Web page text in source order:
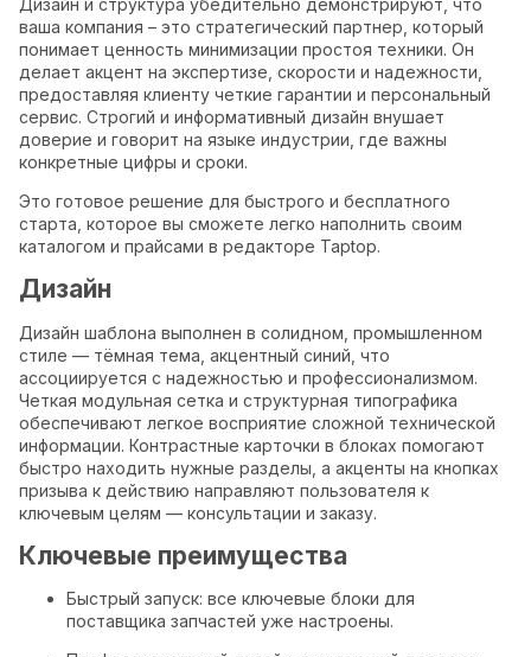
ваша компания – это стратегический партнер, который
понимает ценность минимизации простоя техники. Он
делает акцент на экспертизе, скорости и надежности,
предоставляя клиенту четкие гарантии и персональный
сервис. Строгий и информативный дизайн внушает
доверие и говорит на языке индустрии, где важны
конкретные цифры и сроки.
Это готовое решение для быстрого и бесплатного
старта, которое вы сможете легко наполнить своим
каталогом и прайсами в редакторе Taptop.
Дизайн
Дизайн шаблона выполнен в солидном, промышленном
стиле — тёмная тема, акцентный синий, что
ассоциируется с надежностью и профессионализмом.
Четкая модульная сетка и структурная типографика
обеспечивают легкое восприятие сложной технической
информации. Контрастные карточки в блоках помогают
быстро находить нужные разделы, а акценты на кнопках
призыва к действию направляют пользователя к
ключевым целям — консультации и заказу.
Ключевые преимущества
Быстрый запуск: все ключевые блоки для
поставщика запчастей уже настроены.